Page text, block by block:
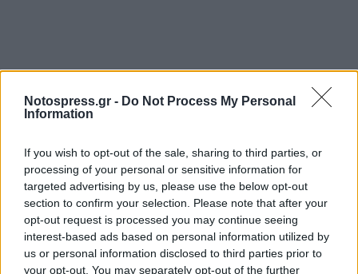
Notospress.gr - Do Not Process My Personal
Information
If you wish to opt-out of the sale, sharing to third parties, or
processing of your personal or sensitive information for
targeted advertising by us, please use the below opt-out
section to confirm your selection. Please note that after your
opt-out request is processed you may continue seeing
interest-based ads based on personal information utilized by
us or personal information disclosed to third parties prior to
your opt-out. You may separately opt-out of the further
Σχετικά Άρθρα